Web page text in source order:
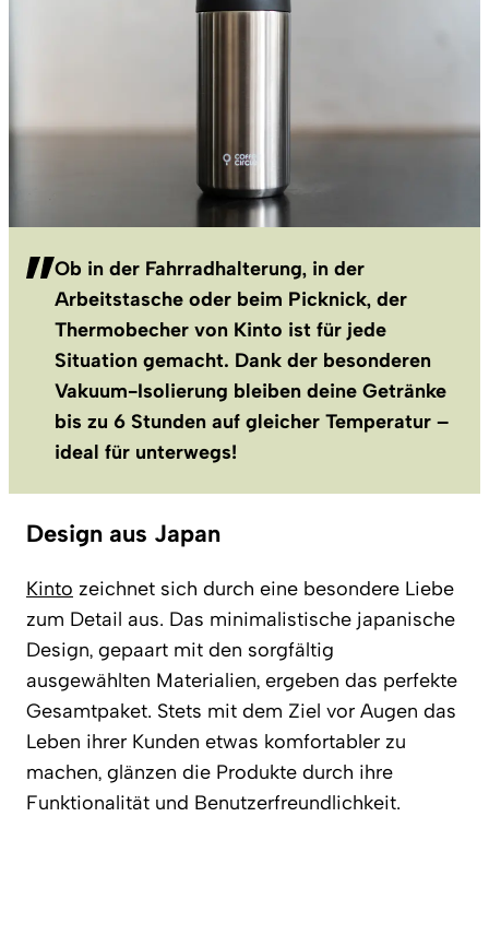
Ob in der Fahrradhalterung, in der
Arbeitstasche oder beim Picknick, der
Thermobecher von Kinto ist für jede
Situation gemacht. Dank der besonderen
Vakuum-Isolierung bleiben deine Getränke
bis zu 6 Stunden auf gleicher Temperatur –
ideal für unterwegs!
Design aus Japan
Kinto zeichnet sich durch eine besondere Liebe
zum Detail aus. Das minimalistische japanische
Design, gepaart mit den sorgfältig
ausgewählten Materialien, ergeben das perfekte
Gesamtpaket. Stets mit dem Ziel vor Augen das
Leben ihrer Kunden etwas komfortabler zu
machen, glänzen die Produkte durch ihre
Funktionalität und Benutzerfreundlichkeit.